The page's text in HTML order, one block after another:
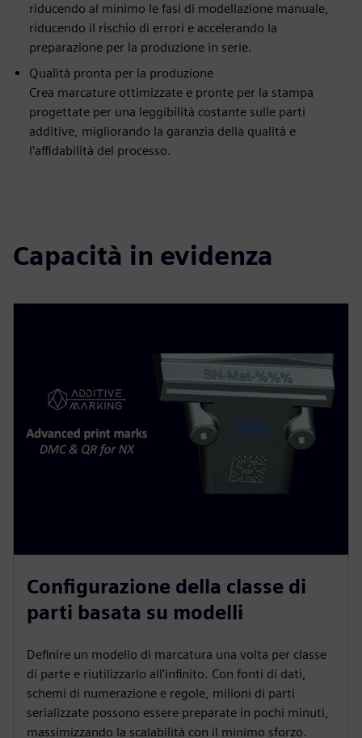
riducendo al minimo le fasi di modellazione manuale,
riducendo il rischio di errori e accelerando la
preparazione per la produzione in serie.
Qualità pronta per la produzione
Crea marcature ottimizzate e pronte per la stampa
progettate per una leggibilità costante sulle parti
additive, migliorando la garanzia della qualità e
l'affidabilità del processo.
Capacità in evidenza
Configurazione della classe di
parti basata su modelli
Definire un modello di marcatura una volta per classe
di parte e riutilizzarlo all'infinito. Con fonti di dati,
schemi di numerazione e regole, milioni di parti
serializzate possono essere preparate in pochi minuti,
massimizzando la scalabilità con il minimo sforzo.